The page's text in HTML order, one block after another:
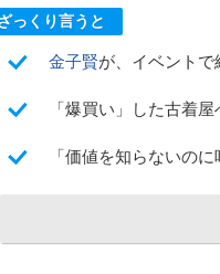
っくり言うと
金子賢が、イベント
「爆買い」した古着
「価値を知らないの